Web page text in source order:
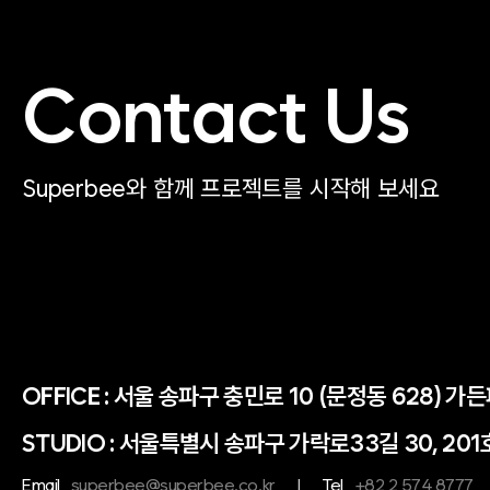
Contact Us
Superbee와 함께 프로젝트를 시작해 보세요
OFFICE :서울 송파구 충민로 10 (문정동 628) 가
STUDIO : 서울특별시 송파구 가락로33길 30, 201
Email superbee@superbee.co.kr | Tel +82 2 574 8777